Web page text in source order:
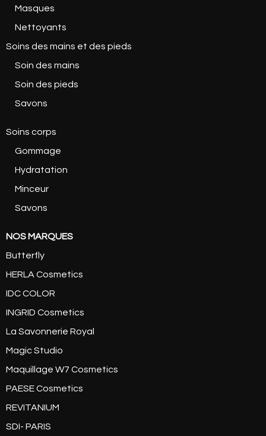
Masques
Nettoyants
Soins des mains et des pieds
Soin des mains
Soin des pieds
Savons
Soins corps
Gommage
Hydratation
Minceur
Savons
NOS MARQUES
Butterfly
HERLA Cosmetics
IDC COLOR
INGRID Cosmetics
La Savonnerie Royal
Magic Studio
Maquillage W7 Cosmetics
PAESE Cosmetics
REVITANIUM
SDI- PARIS